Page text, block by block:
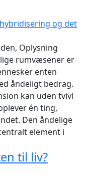
Oplysning
rumvæsener er
enten
åndeligt bedrag.
kan uden tvivl
én ting,
Den åndelige
element i
til liv?